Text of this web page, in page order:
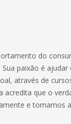
do
paixão é
através de
acredita que o
e tomamos